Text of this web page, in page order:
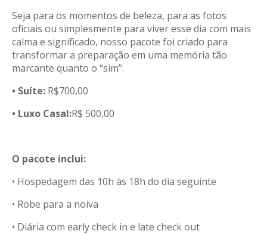
Seja para os momentos de beleza, para as fotos
oficiais ou simplesmente para viver esse dia com mais
calma e significado, nosso pacote foi criado para
transformar a preparação em uma memória tão
marcante quanto o “sim”.
• Suíte: R$700,00
• Luxo Casal:R$ 500,00
O pacote inclui:
• Hospedagem das 10h às 18h do dia seguinte
• Robe para a noiva
• Diária com early check in e late check out